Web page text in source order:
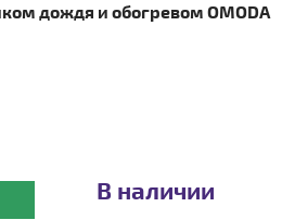
дождя и обогревом OMODA
В наличии